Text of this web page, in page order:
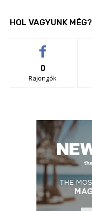
HOL VAGYUNK MÉG?
0
Rajongók